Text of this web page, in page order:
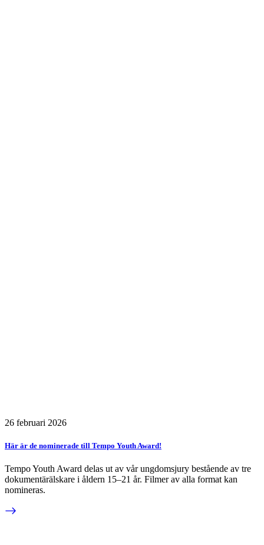
26 februari 2026
Här är de nominerade till Tempo Youth Award!
Tempo Youth Award delas ut av vår ungdomsjury bestående av tre
dokumentärälskare i åldern 15–21 år. Filmer av alla format kan
nomineras.